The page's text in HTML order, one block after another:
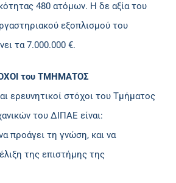
480 ατόμων. Η δε αξία του
εξοπλισμού του
τα 7.000.000 €.
του ΤΜΗΜΑΤΟΣ
ερευνητικοί στόχοι του Τμήματος
του ΔΙΠΑΕ είναι:
προάγει τη γνώση, και να
της επιστήμης της